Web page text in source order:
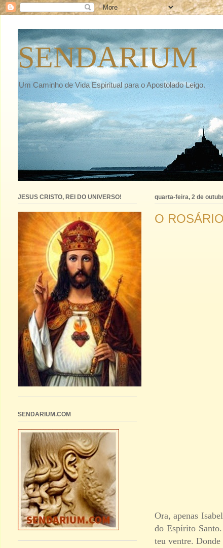
SENDARIUM
Um Caminho de Vida Espiritual para o Apostolado Leigo.
quarta-feira, 2 de
O
Ora, apenas
do Espírito
teu ventre.
JESUS CRISTO, REI DO UNIVERSO!
SENDARIUM.COM